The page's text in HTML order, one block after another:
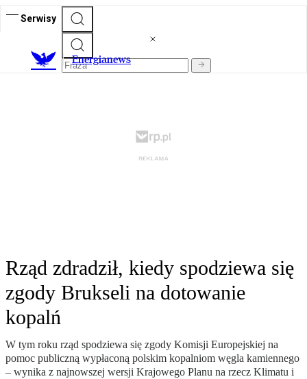
Serwisy
Energianews
Rząd zdradził, kiedy spodziewa się
zgody Brukseli na dotowanie
kopalń
W tym roku rząd spodziewa się zgody Komisji Europejskiej na
pomoc publiczną wypłaconą polskim kopalniom węgla kamiennego
– wynika z najnowszej wersji Krajowego Planu na rzecz Klimatu i